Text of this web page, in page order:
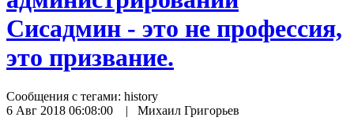
Сисадмин - это не профессия,
это призвание.
Сообщения с тегами: history
6 Авг 2018 06:08:00 | Михаил Григорьев